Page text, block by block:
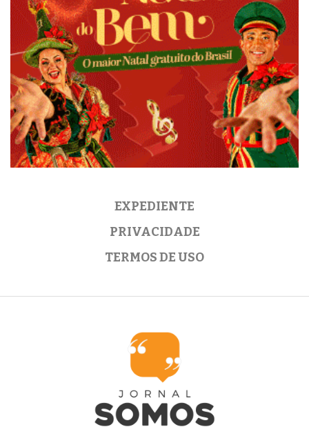
EXPEDIENTE
PRIVACIDADE
TERMOS DE USO